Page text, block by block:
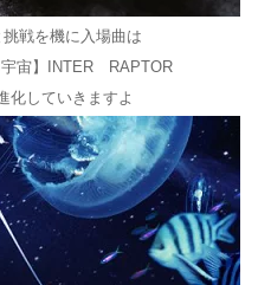
戦を機に入場曲は
宙】INTER RAPTOR
化していきますよ